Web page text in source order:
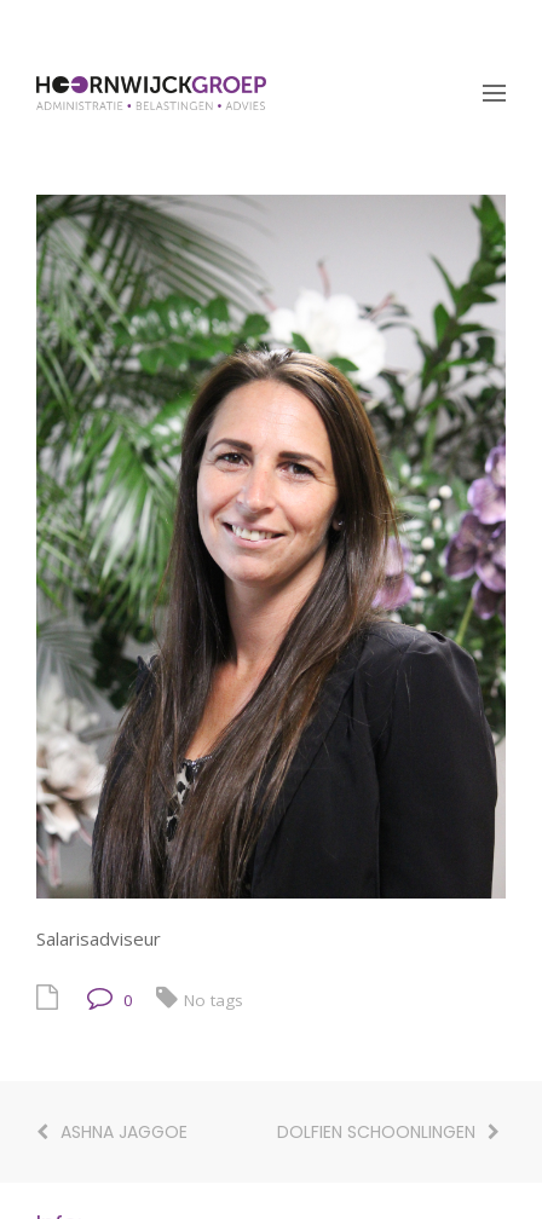
Salarisadviseur
0 No tags
ASHNA JAGGOE DOLFIEN SCHOONLINGEN